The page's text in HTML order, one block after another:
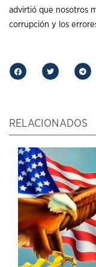
advirtió que nosotros
corrupción y los
RELACIONADOS